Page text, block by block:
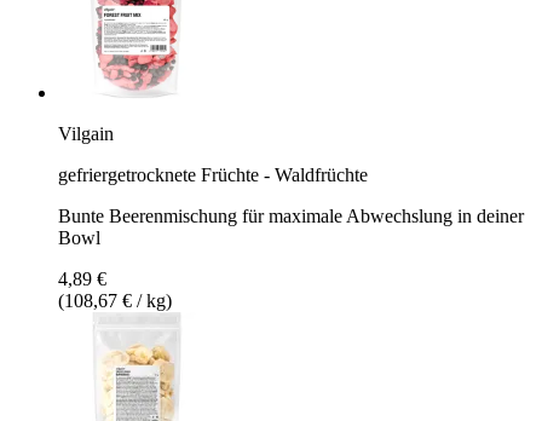
Vilgain
gefriergetrocknete Früchte - Waldfrüchte
Bunte Beerenmischung für maximale Abwechslung in deiner
Bowl
4,89 €
(108,67 € / kg)